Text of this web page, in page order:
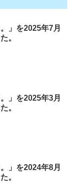
」を2025年7月
。
」を2025年3月
。
」を2024年8月
。